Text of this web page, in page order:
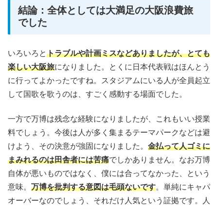
結論：全体としては大満足の大阪浪費旅
でした
いろいろとトラブルや計画ミスなどありましたが、とても
楽しい大阪旅になりました。とくに日本代表戦はほんとう
に行ってよかったですね。スタジアムにいる人が全員起立
して国歌を歌うのは、すごく感動する場面でした。
一方で万博は残念な経験になりましたが、これもいい授業
料でしょう。今後は人が多く集まるテーマパークなどは避
けよう、その決意が強固になりました。 金払って人ゴミに
まみれるのは田舎者には苦痛でしかありません。なお万博
自体が悪いものではなく、僕には合ってなかった、という
意味。 万博を批判する意図は毛頭ないです。単純にキャパ
オーバーなのでしょう、それだけ人気という証拠です。人